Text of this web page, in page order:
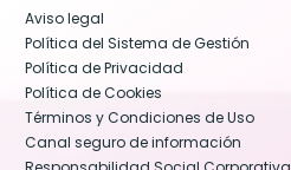
Aviso legal
Política del Sistema de Gestión
Política de Privacidad
Política de Cookies
Términos y Condiciones de Uso
Canal seguro de información